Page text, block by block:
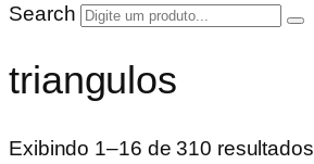
Search
triangulos
Exibindo 1–16 de 310 resultados